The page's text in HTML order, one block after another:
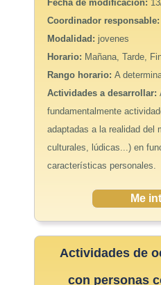
Fecha de modificación:
Coordinador
Modalidad: jovenes
Horario: Mañana, Tarde,
Rango horario:A
Actividades a desarrollar:
fundamentalmente
adaptadas a la realidad del
culturales, lúdicas...) en
características personales.
Me
Actividades de
con personas